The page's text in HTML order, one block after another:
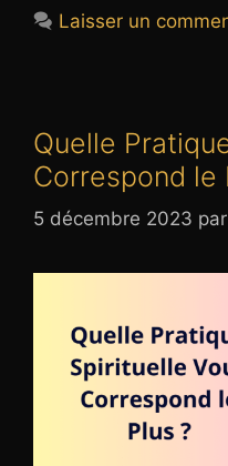
Laisser un
Quelle
Correspond le
5 décembre 2023 par